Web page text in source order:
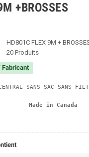
+BROSSES
HD801C FLEX 9M +
20 Produits
Fabricant
CENTRAL SANS SAC
Made in Canada